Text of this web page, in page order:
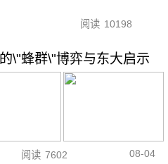
阅读 10198
\"蜂群\"博弈与东大启示
阅读 7602 08-04